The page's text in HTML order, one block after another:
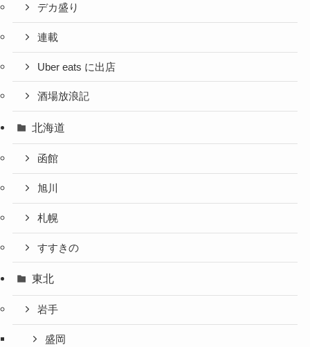
デカ盛り
連載
Uber eats に出店
酒場放浪記
北海道
函館
旭川
札幌
すすきの
東北
岩手
盛岡